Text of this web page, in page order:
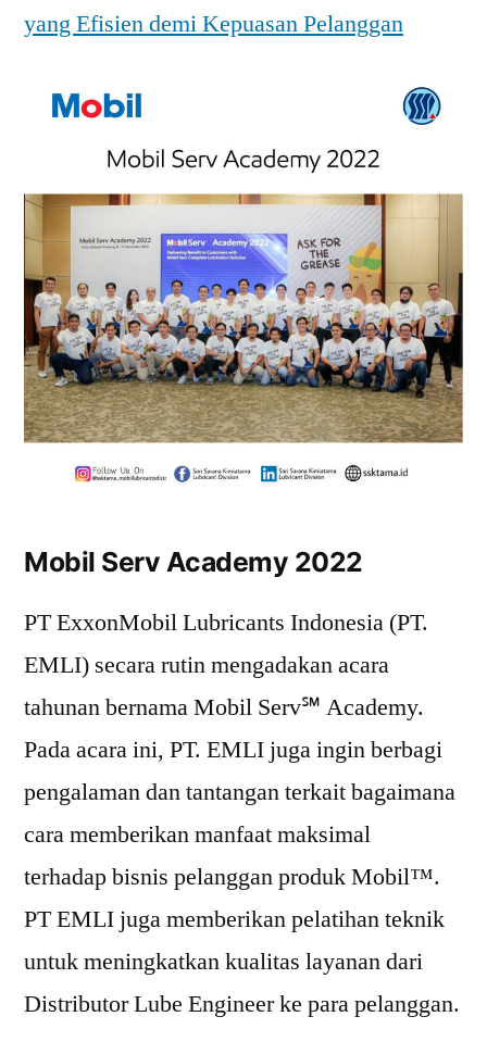
yang Efisien demi Kepuasan Pelanggan
Mobil Serv Academy 2022
PT ExxonMobil Lubricants Indonesia (PT.
EMLI) secara rutin mengadakan acara
tahunan bernama Mobil Serv℠ Academy.
Pada acara ini, PT. EMLI juga ingin berbagi
pengalaman dan tantangan terkait bagaimana
cara memberikan manfaat maksimal
terhadap bisnis pelanggan produk Mobil™.
PT EMLI juga memberikan pelatihan teknik
untuk meningkatkan kualitas layanan dari
Distributor Lube Engineer ke para pelanggan.